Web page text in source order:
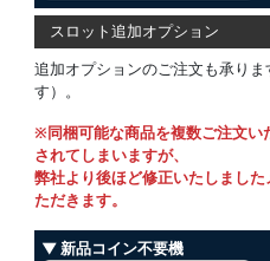
スロット追加オプション
追加オプションのご注文も承り
す）。
※同梱可能な商品を複数ご注文い
されてしまいますが、
弊社より後ほど修正いたしまし
ただきます。
▼ 新品コイン不要機